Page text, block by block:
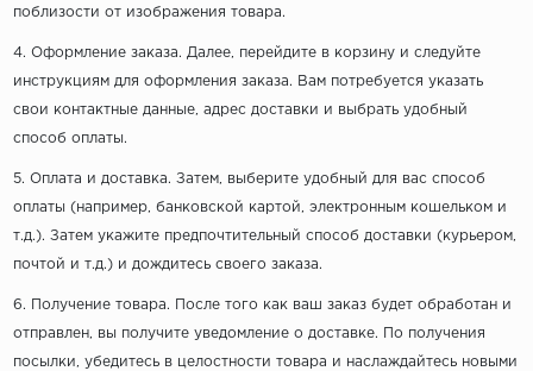
поблизости от изображения товара.
4. Оформление заказа. Далее, перейдите в корзину и следуйте
инструкциям для оформления заказа. Вам потребуется указать
свои контактные данные, адрес доставки и выбрать удобный
способ оплаты.
5. Оплата и доставка. Затем, выберите удобный для вас способ
оплаты (например, банковской картой, электронным кошельком и
т.д.). Затем укажите предпочтительный способ доставки (курьером,
почтой и т.д.) и дождитесь своего заказа.
6. Получение товара. После того как ваш заказ будет обработан и
отправлен, вы получите уведомление о доставке. По получения
посылки, убедитесь в целостности товара и наслаждайтесь новыми